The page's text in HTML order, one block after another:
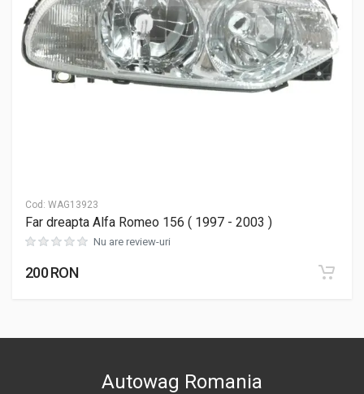
Cod: WAG13923
Far dreapta Alfa Romeo 156 ( 1997 - 2003 )
Nu are review-uri
200 RON
Autowag Romania